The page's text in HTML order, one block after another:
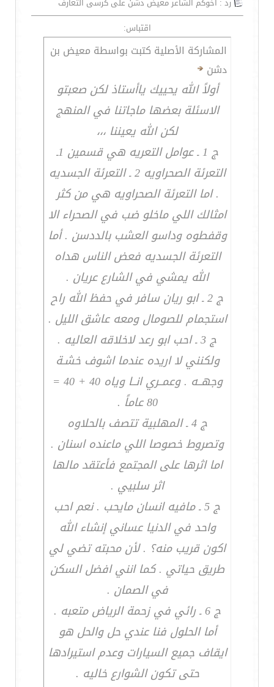
اقتباس:
المشاركة الأصلية كتبت بواسطة معيض بن
دشن
أولاً الله يحييك ياأستاذ لكن صعبتو
الاسئلة بعضها ماجاتنا في المنهج
لكن الله يعيننا ،،،
ج 1 ـ عوامل التعريه هي قسمين 1ـ
التعرئة الصحراويه 2 ـ التعرئة الجسديه
. اما التعرئة الصحراويه هي من كثر
امثالك اللي ماخلو ضب في الصحراء الا
وقفطوه وداسو العشب بالددسن . أما
التعرئة الجسديه فعض الناس هداه
الله يمشي في الشارع عريان .
ج 2 ـ ابو ريان سافر في حفظ الله راح
استجمام للصومال ومعه عاشق الليل .
ج 3 ـ احب ابو رعد لاخلاقه العاليه .
ولكنني لا اريده عندما اشوف خشـة
وجهــه . وعمــري انــا وياه 40 + 40 =
80 عاماً .
ج 4 ـ المهلبية تتصف بالحلاوه
وتصروط خصوصا اللي ماعنده اسنان .
اما اثرها على المجتمع فأعتقد مالها
اثر سلبيي .
ج 5 ـ مافيه انسان مايحب . نعم احب
واحد في الدنيا عساني إنشاء الله
اكون قريب منه؟ . لأن محبته تضي لي
طريق حياتي . كما انني افضل السكن
في الصمان .
ج 6 ـ رائي في زحمة الرياض متعبه .
أما الحلول فنا عندي حل والحل هو
ايقاف جميع السيارات وعدم استيرادها
حتى تكون الشوارع خاليه .